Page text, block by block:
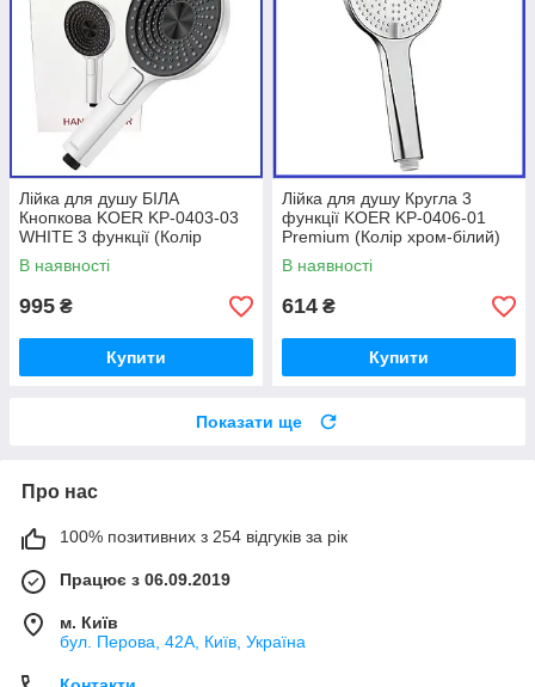
Лійка для душу БІЛА
Кнопкова KOER KP-0403-03
WHITE 3 функції (Колір
білий)
В наявності
995 ₴
Купити
Лійка для душу Кругла 3
функції KOER KP-0406-01
Premium (Колір хром-білий)
В наявності
614 ₴
Купити
Показати ще
Про нас
100% позитивних з 254 відгуків за рік
Працює з 06.09.2019
м. Київ
бул. Перова, 42А, Київ, Україна